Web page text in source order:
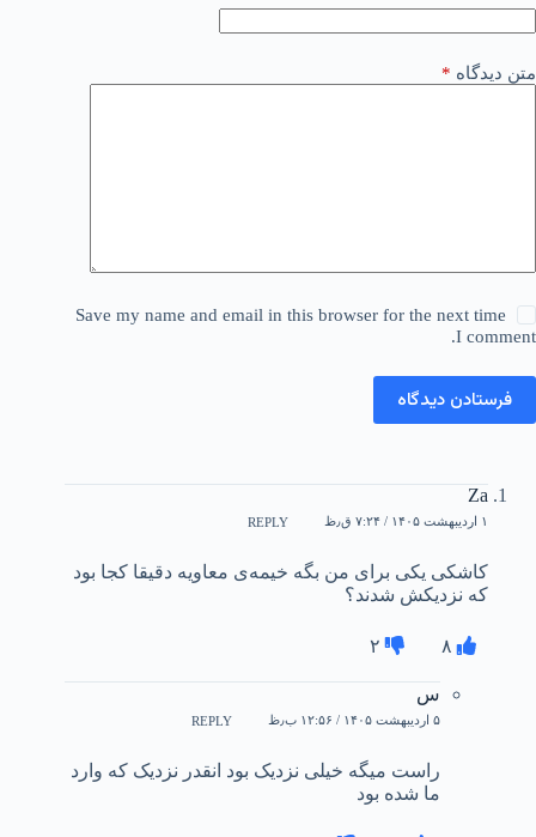
متن دیدگاه *
Save my name and email in this browser for the next time
I comment.
فرستادن دیدگاه
Za
۱ اردیبهشت ۱۴۰۵ / ۷:۲۴ ق٫ظ REPLY
کاشکی یکی برای من بگه خیمه‌ی معاویه دقیقا کجا بود
که نزدیکش شدند؟
۸ ۲
س
۵ اردیبهشت ۱۴۰۵ / ۱۲:۵۶ ب٫ظ REPLY
راست میگه خیلی نزدیک بود انقدر نزدیک که وارد
ما شده بود